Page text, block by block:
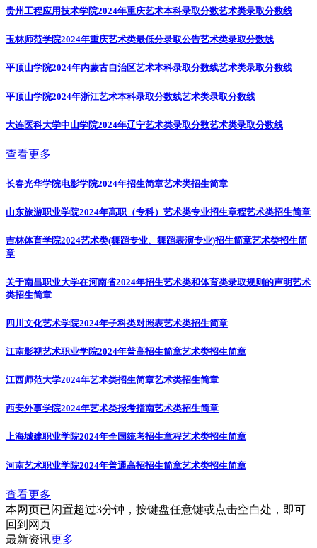
贵州工程应用技术学院2024年重庆艺术本科录取分数艺术类录取分数线
玉林师范学院2024年重庆艺术类最低分录取公告艺术类录取分数线
平顶山学院2024年内蒙古自治区艺术本科录取分数线艺术类录取分数线
平顶山学院2024年浙江艺术本科录取分数线艺术类录取分数线
大连医科大学中山学院2024年辽宁艺术类录取分数艺术类录取分数线
查看更多
长春光华学院电影学院2024年招生简章艺术类招生简章
山东旅游职业学院2024年高职（专科）艺术类专业招生章程艺术类招生简章
吉林体育学院2024艺术类(舞蹈专业、舞蹈表演专业)招生简章艺术类招生简
章
关于南昌职业大学在河南省2024年招生艺术类和体育类录取规则的声明艺术
类招生简章
四川文化艺术学院2024年子科类对照表艺术类招生简章
江南影视艺术职业学院2024年普高招生简章艺术类招生简章
江西师范大学2024年艺术类招生简章艺术类招生简章
西安外事学院2024年艺术类报考指南艺术类招生简章
上海城建职业学院2024年全国统考招生章程艺术类招生简章
河南艺术职业学院2024年普通高招招生简章艺术类招生简章
查看更多
本网页已闲置超过3分钟，按键盘任意键或点击空白处，即可
回到网页
最新资讯更多